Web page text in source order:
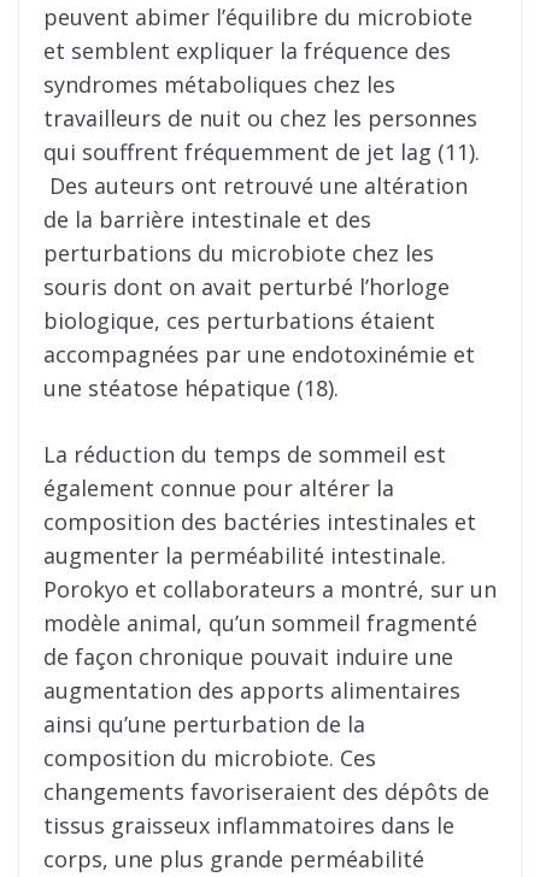
peuvent abimer l’équilibre du microbiote
et semblent expliquer la fréquence des
syndromes métaboliques chez les
travailleurs de nuit ou chez les personnes
qui souffrent fréquemment de jet lag (11).
Des auteurs ont retrouvé une altération
de la barrière intestinale et des
perturbations du microbiote chez les
souris dont on avait perturbé l’horloge
biologique, ces perturbations étaient
accompagnées par une endotoxinémie et
une stéatose hépatique (18).
La réduction du temps de sommeil est
également connue pour altérer la
composition des bactéries intestinales et
augmenter la perméabilité intestinale.
Porokyo et collaborateurs a montré, sur un
modèle animal, qu’un sommeil fragmenté
de façon chronique pouvait induire une
augmentation des apports alimentaires
ainsi qu’une perturbation de la
composition du microbiote. Ces
changements favoriseraient des dépôts de
tissus graisseux inflammatoires dans le
corps, une plus grande perméabilité